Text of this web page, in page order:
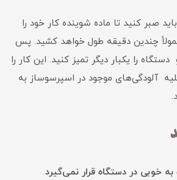
صبر کنید تا ماده شوینده کار خود را
چندین دقیقه طول خواهد کشید. پس
را یکبار دیگر تمیز کنید. این کار را
آلودگی‌های موجود در اسپرسوساز به
خوبی در دستگاه قرار نمی‌گیرد